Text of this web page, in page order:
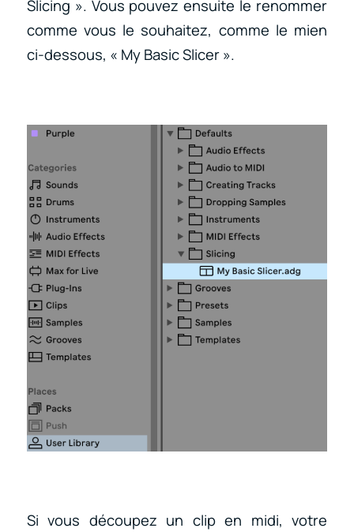
Slicing ». Vous pouvez ensuite le renommer
comme vous le souhaitez, comme le mien
ci-dessous, « My Basic Slicer ».
Si vous découpez un clip en midi, votre